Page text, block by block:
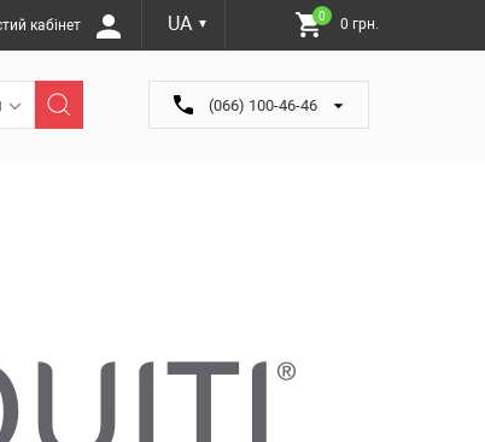
кабінет UA ▼
0 0 грн.
(066) 100-46-46